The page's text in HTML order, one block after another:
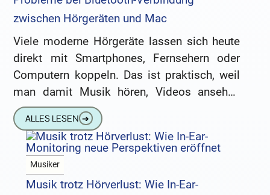
zwischen Hörgeräten und Mac
Viele moderne Hörgeräte lassen sich heute
direkt mit Smartphones, Fernsehern oder
Computern koppeln. Das ist praktisch, weil
man damit Musik hören, Videos ansehen
oder direkt über die Hörgeräte telefonieren
kann.
ALLES LESEN ➔
Musiker
Musik trotz Hörverlust: Wie In-Ear-